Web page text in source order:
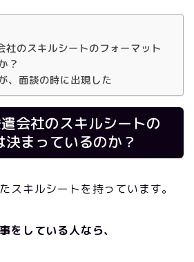
社のスキルシートのフォーマット
？
、面談の時に出現した
会社のスキルシートの
まっているのか？
スキルシートを持っています。
をしている人なら、